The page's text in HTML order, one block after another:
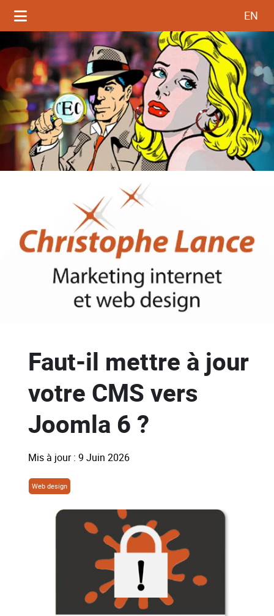
Sélectionnez votre langue EN
Faut-il mettre à jour
votre CMS vers
Joomla 6 ?
Mis à jour : 9 Juin 2026
Web design